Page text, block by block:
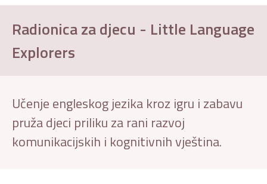
Radionica za djecu - Little Language
Explorers
Učenje engleskog jezika kroz igru i zabavu
pruža djeci priliku za rani razvoj
komunikacijskih i kognitivnih vještina.